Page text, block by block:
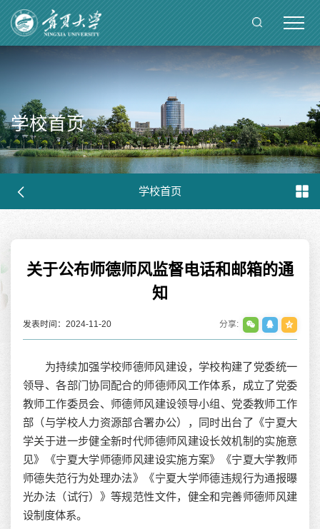
学校首页
学校首页
关于公布师德师风监督电话和邮箱的通
知
发表时间：2024-11-20 分享:
为持续加强学校师德师风建设，学校构建了党委统一
领导、各部门协同配合的师德师风工作体系，成立了党委
教师工作委员会、师德师风建设领导小组、党委教师工作
部（与学校人力资源部合署办公），同时出台了《宁夏大
学关于进一步健全新时代师德师风建设长效机制的实施意
见》《宁夏大学师德师风建设实施方案》《宁夏大学教师
师德失范行为处理办法》《宁夏大学师德违规行为通报曝
光办法（试行）》等规范性文件，健全和完善师德师风建
设制度体系。